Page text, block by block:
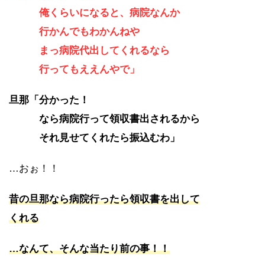
俺くらいになると、病院なんか
行かんでもわかんねや
まっ病院代出してくれるなら
行ってもええんやで」
旦那「分かった！
なら病院行って領収書出されるから
それ見せてくれたら振込むわ」
…おぉ！！
昔の旦那なら病院行ったら領収書を出して
くれる
…なんて、そんな当たり前の事！！